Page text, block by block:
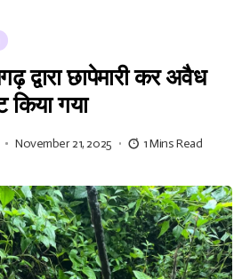
द्वारा छापेमारी कर अवैध
किया गया
November 21, 2025
1 Mins Read